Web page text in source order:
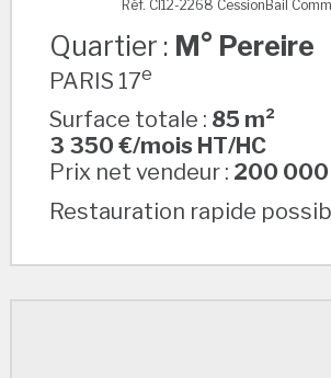
Réf. CI12-2268 CessionBail
Quartier : M° Pereire
PARIS 17e
Surface totale : 85 m²
3 350 €/mois HT/HC
Prix net vendeur : 200 000
Restauration rapide